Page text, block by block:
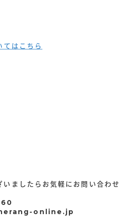
はこちら
いましたらお気軽にお問い合わせ
online.jp